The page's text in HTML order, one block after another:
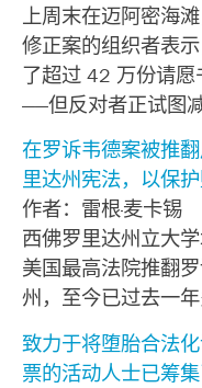
上周末在迈阿密海
修正案的组织者表
了超过 42 万份请
——但反对者正试图
在罗诉韦德案被推
里达州宪法，以保护
作者：雷根·麦卡锡
西佛罗里达州立大
美国最高法院推翻
州，至今已过去一年
致力于将堕胎合法
票的活动人士已筹